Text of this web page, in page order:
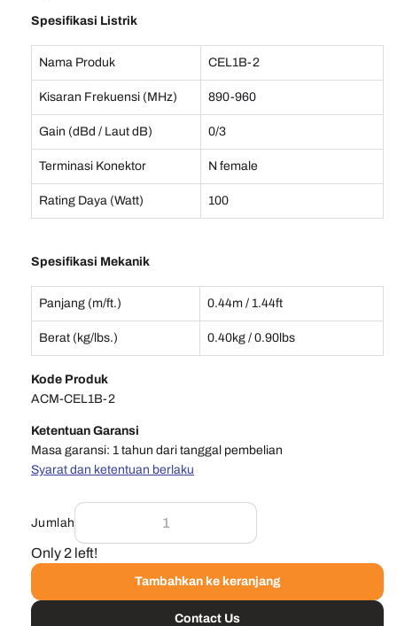
Spesifikasi Listrik
Nama Produk CEL1B-2
Kisaran Frekuensi (MHz) 890-960
Gain (dBd / Laut dB) 0/3
Terminasi Konektor N female
Rating Daya (Watt) 100
Spesifikasi Mekanik
Panjang (m/ft.) 0.44m / 1.44ft
Berat (kg/lbs.) 0.40kg / 0.90lbs
Kode Produk
ACM-CEL1B-2
Ketentuan Garansi
Masa garansi: 1 tahun dari tanggal pembelian
Syarat dan ketentuan berlaku
Jumlah
Only 2 left!
Tambahkan ke keranjang
Contact Us